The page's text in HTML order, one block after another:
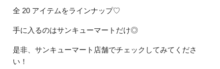
全 20 アイテムをラインナップ♡
手に入るのはサンキューマートだけ◎
是非、サンキューマート店舗でチェックしてみてくださ
い！